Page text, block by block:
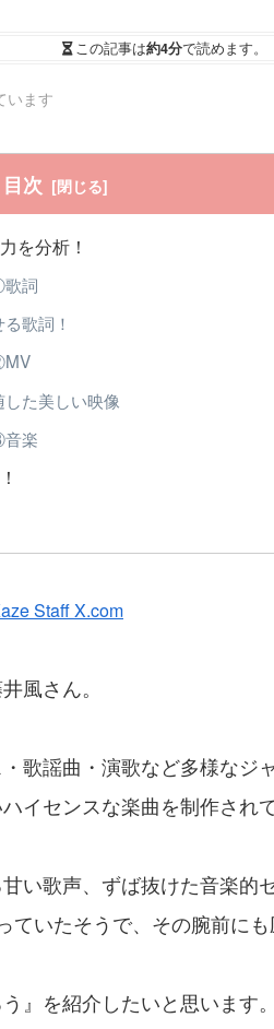
この記事は約4分で読めます。
います
目次
を分析！
歌詞
歌詞！
た美しい映像
音楽
StaffX.com
風さん。
歌謡曲・演歌など多様なジ
イセンスな楽曲を制作されて
い歌声、ずば抜けた音楽的
ていたそうで、その腕前にも
』を紹介したいと思います。